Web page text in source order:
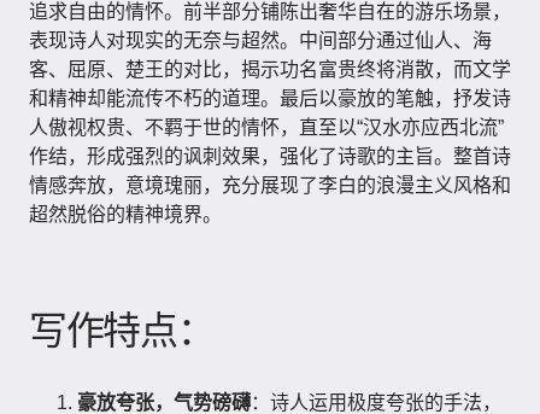
追求自由的情怀。前半部分铺陈出奢华自在的游乐场景，
表现诗人对现实的无奈与超然。中间部分通过仙人、海
客、屈原、楚王的对比，揭示功名富贵终将消散，而文学
和精神却能流传不朽的道理。最后以豪放的笔触，抒发诗
人傲视权贵、不羁于世的情怀，直至以“汉水亦应西北流”
作结，形成强烈的讽刺效果，强化了诗歌的主旨。整首诗
情感奔放，意境瑰丽，充分展现了李白的浪漫主义风格和
超然脱俗的精神境界。
写作特点：
豪放夸张，气势磅礴：诗人运用极度夸张的手法，